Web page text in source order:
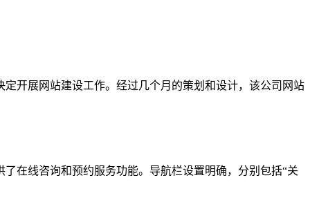
开展网站建设工作。经过几个月的策划和设计，该公司网站
在线咨询和预约服务功能。导航栏设置明确，分别包括“关